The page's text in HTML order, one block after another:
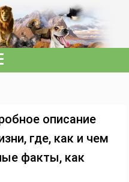
описание
где, как и чем
факты, как